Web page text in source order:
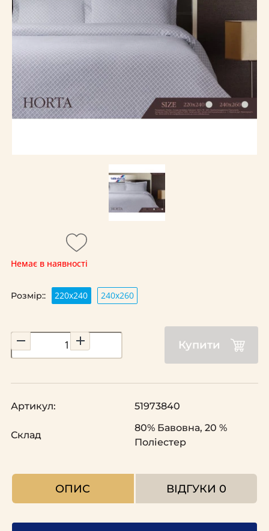
Немає в наявності
Розмір:: 220х240 240х260
Купити
Артикул: 51973840
Склад
80% Бавовна, 20 %
Поліестер
ОПИС ВІДГУКИ 0